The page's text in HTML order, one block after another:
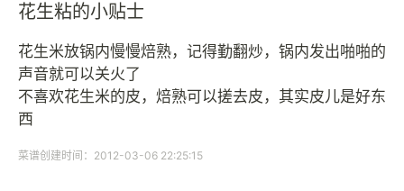
花生粘的小贴士
花生米放锅内慢慢焙熟，记得勤翻炒，锅内发出啪啪的
声音就可以关火了
不喜欢花生米的皮，焙熟可以搓去皮，其实皮儿是好东
西
菜谱创建时间：2012-03-06 22:25:15